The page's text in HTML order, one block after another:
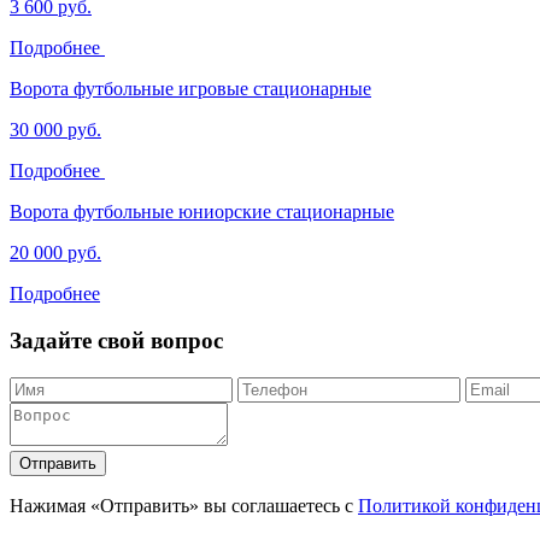
3 600 руб.
Подробнее
Ворота футбольные игровые стационарные
30 000 руб.
Подробнее
Ворота футбольные юниорские стационарные
20 000 руб.
Подробнее
Задайте свой вопрос
Отправить
Нажимая «Отправить» вы соглашаетесь с Политикой